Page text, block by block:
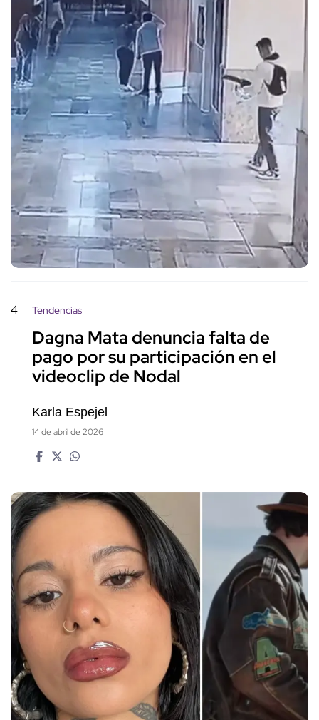
4 Tendencias
Dagna Mata denuncia falta de
pago por su participación en el
videoclip de Nodal
Karla Espejel
14 de abril de 2026